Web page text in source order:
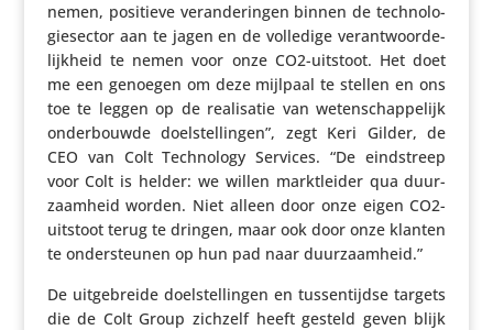
nemen, positieve veran­de­ringen binnen de tech­no­lo­
gie­sector aan te jagen en de volledige verant­woor­de­
lijk­heid te nemen voor onze CO2-uitstoot. Het doet
me een genoegen om deze mijlpaal te stellen en ons
toe te leggen op de reali­satie van weten­schap­pe­lijk
onder­bouwde doel­stel­lingen”, zegt Keri Gilder, de
CEO van Colt Tech­no­logy Services. “De eind­streep
voor Colt is helder: we willen markt­leider qua duur­
zaam­heid worden. Niet alleen door onze eigen CO2-
uitstoot terug te dringen, maar ook door onze klanten
te onder­steunen op hun pad naar duurzaamheid.”
De uitge­breide doel­stel­lingen en tussen­tijdse targets
die de Colt Group zichzelf heeft gesteld geven blijk